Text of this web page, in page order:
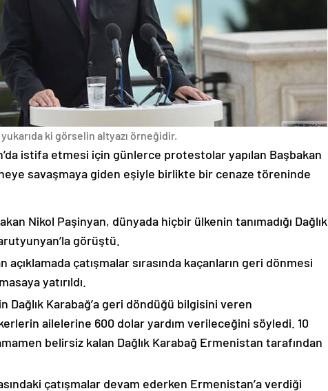
yukarıda ki görselin altyazı örneğidir.
istifa etmesi için günlerce protestolar yapılan Başbakan
savaşmaya giden eşiyle birlikte bir cenaze töreninde
Nikol Paşinyan, dünyada hiçbir ülkenin tanımadığı Dağlık
görüştü.
açıklamada çatışmalar sırasında kaçanların geri dönmesi
yatırıldı.
Dağlık Karabağ’a geri döndüğü bilgisini veren
ailelerine 600 dolar yardım verileceğini söyledi. 10
belirsiz kalan Dağlık Karabağ Ermenistan tarafından
çatışmalar devam ederken Ermenistan’a verdiği